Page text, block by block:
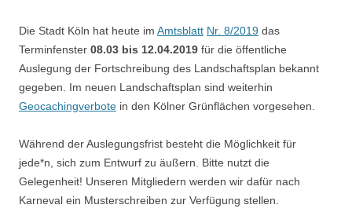
Die Stadt Köln hat heute im Amtsblatt Nr. 8/2019 das
Terminfenster 08.03 bis 12.04.2019 für die öffentliche
Auslegung der Fortschreibung des Landschaftsplan bekannt
gegeben. Im neuen Landschaftsplan sind weiterhin
Geocachingverbote in den Kölner Grünflächen vorgesehen.
Während der Auslegungsfrist besteht die Möglichkeit für
jede*n, sich zum Entwurf zu äußern. Bitte nutzt die
Gelegenheit! Unseren Mitgliedern werden wir dafür nach
Karneval ein Musterschreiben zur Verfügung stellen.